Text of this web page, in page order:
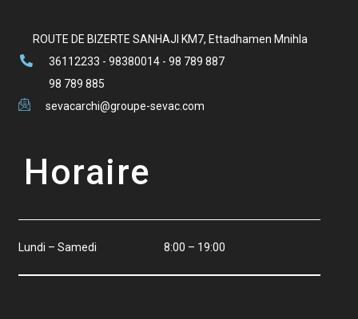
ROUTE DE BIZERTE SANHAJI KM7, Ettadhamen Mnihla
36112233 - 98380014 - 98 789 887
98 789 885
sevacarchi@groupe-sevac.com
Horaire
Lundi – Samedi 8:00 – 19:00